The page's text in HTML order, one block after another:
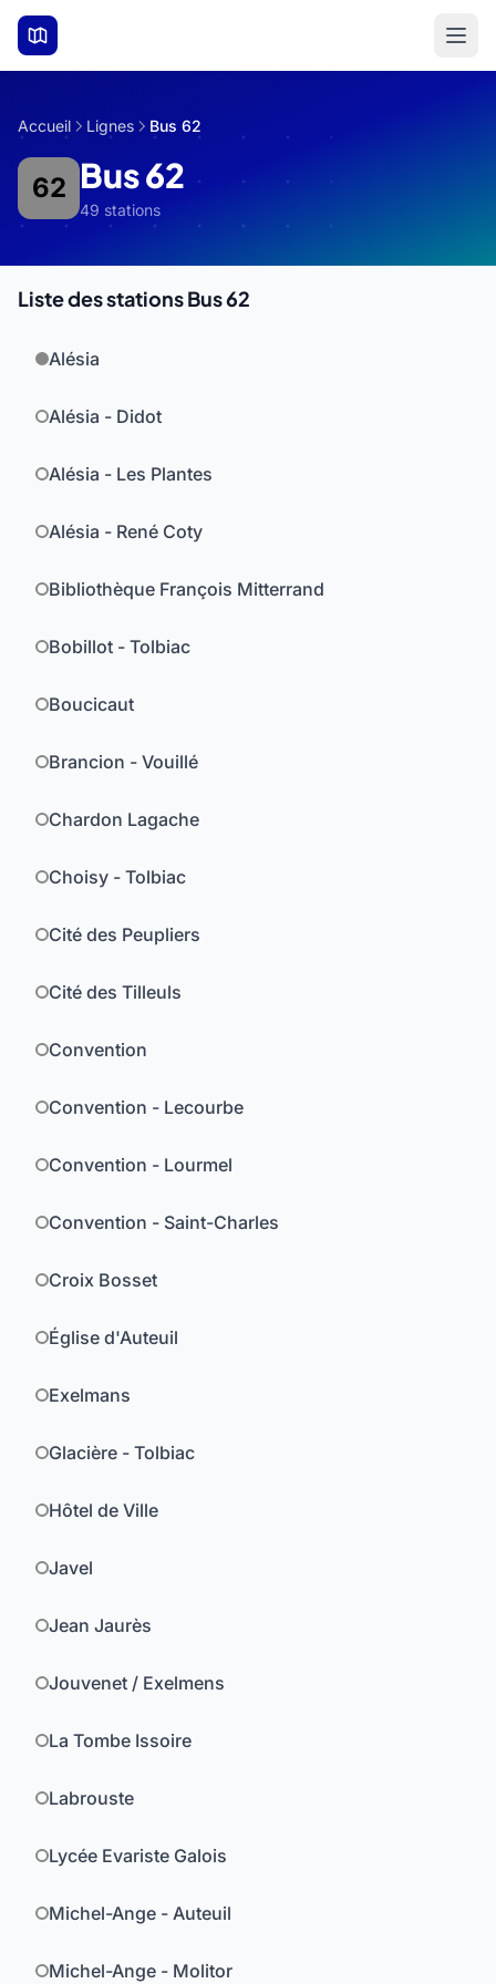
Aller au contenu principal
Accueil Lignes Bus 62
62 Bus 62
49 stations
Liste des stations Bus 62
Alésia
Alésia - Didot
Alésia - Les Plantes
Alésia - René Coty
Bibliothèque François Mitterrand
Bobillot - Tolbiac
Boucicaut
Brancion - Vouillé
Chardon Lagache
Choisy - Tolbiac
Cité des Peupliers
Cité des Tilleuls
Convention
Convention - Lecourbe
Convention - Lourmel
Convention - Saint-Charles
Croix Bosset
Église d'Auteuil
Exelmans
Glacière - Tolbiac
Hôtel de Ville
Javel
Jean Jaurès
Jouvenet / Exelmens
La Tombe Issoire
Labrouste
Lycée Evariste Galois
Michel-Ange - Auteuil
Michel-Ange - Molitor